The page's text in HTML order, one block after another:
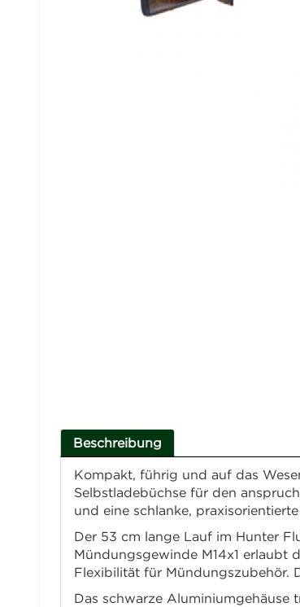
Beschreibung
Kompakt, führig und auf das
Selbstladebüchse für den
und eine schlanke,
Der 53 cm lange Lauf im Hunter
Mündungsgewinde M14x1 erlaubt
Flexibilität für Mündungszubehör.
Das schwarze